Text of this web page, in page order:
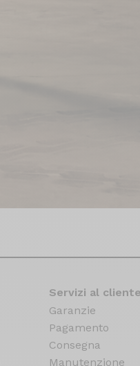
Servizi al cliente
Garanzie
Pagamento
Consegna
Manutenzione